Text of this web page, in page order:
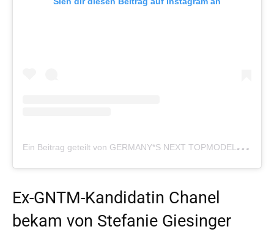
E
in Beitrag geteilt von GERMANY*S NEXT TOPMODEL (@germanysnexttopmodel)
Ex-GNTM-Kandidatin Chanel
bekam von Stefanie Giesinger